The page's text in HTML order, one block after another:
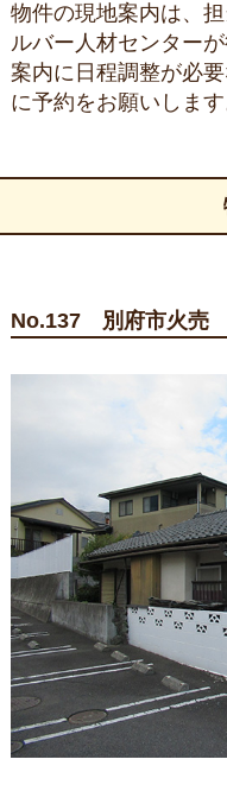
物件の現地案内は、
ルバー人材センターが
案内に日程調整が必
に予約をお願いします
No.137 別府市火売